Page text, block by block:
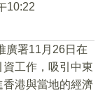
10:22
廣署11月26日在
工作，吸引中東
港與當地的經濟